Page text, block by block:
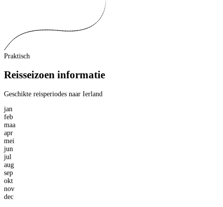
Praktisch
Reisseizoen informatie
Geschikte reisperiodes naar Ierland
jan
feb
maa
apr
mei
jun
jul
aug
sep
okt
nov
dec